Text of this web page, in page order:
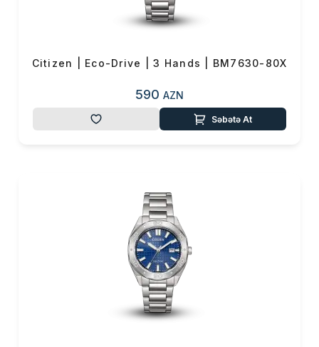
Citizen | Eco-Drive | 3 Hands | BM7630-80X
590 AZN
Səbətə At
Yekun məbləğ 0 ₼
Alış-verişə davam et
OK